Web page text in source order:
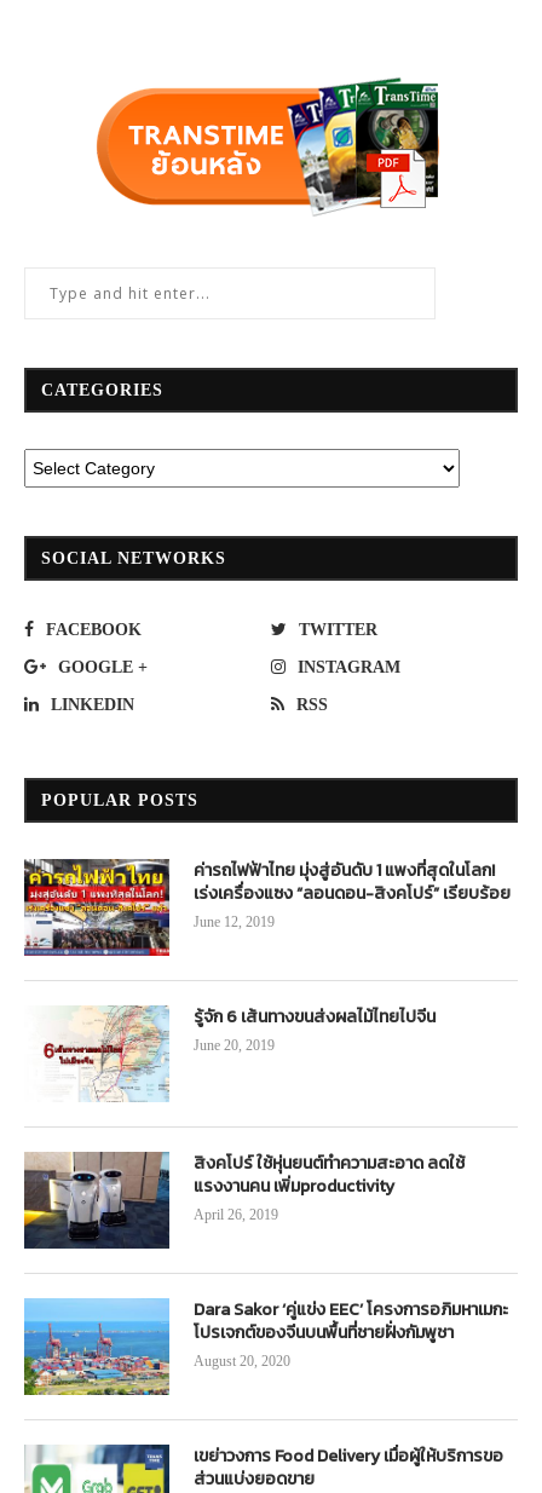
CATEGORIES
SOCIAL NETWORKS
FACEBOOK TWITTER
GOOGLE + INSTAGRAM
LINKEDIN RSS
POPULAR POSTS
ค่ารถไฟฟ้าไทย มุ่งสู่อันดับ 1 แพงที่สุดในโลก!
เร่งเครื่องแซง “ลอนดอน-สิงคโปร์” เรียบร้อย
June 12, 2019
รู้จัก 6 เส้นทางขนส่งผลไม้ไทยไปจีน
June 20, 2019
สิงคโปร์ ใช้หุ่นยนต์ทำความสะอาด ลดใช้
แรงงานคน เพิ่มproductivity
April 26, 2019
Dara Sakor ‘คู่แข่ง EEC’ โครงการอภิมหาเมกะ
โปรเจกต์ของจีนบนพื้นที่ชายฝั่งกัมพูชา
August 20, 2020
เขย่าวงการ Food Delivery เมื่อผู้ให้บริการขอ
ส่วนแบ่งยอดขาย